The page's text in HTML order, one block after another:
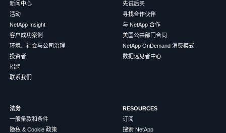
新闻中心
活动
NetApp Insight
客户成功案例
环境、社会与公司治理
投资者
招聘
联系我们
先试后买
寻找合作伙伴
与 NetApp 合作
美国公共部门合同
NetApp OnDemand 消费模式
数据远见者中心
法务
一般条款和条件
隐私 & Cookie 政策
RESOURCES
订阅
搜索 NetApp